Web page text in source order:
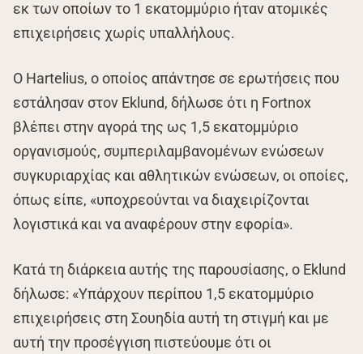
εκ των οποίων το 1 εκατομμύριο ήταν ατομικές
επιχειρήσεις χωρίς υπαλλήλους.
Ο Hartelius, ο οποίος απάντησε σε ερωτήσεις που
εστάλησαν στον Eklund, δήλωσε ότι η Fortnox
βλέπει στην αγορά της ως 1,5 εκατομμύριο
οργανισμούς, συμπεριλαμβανομένων ενώσεων
συγκυριαρχίας και αθλητικών ενώσεων, οι οποίες,
όπως είπε, «υποχρεούνται να διαχειρίζονται
λογιστικά και να αναφέρουν στην εφορία».
Κατά τη διάρκεια αυτής της παρουσίασης, ο Eklund
δήλωσε: «Υπάρχουν περίπου 1,5 εκατομμύριο
επιχειρήσεις στη Σουηδία αυτή τη στιγμή και με
αυτή την προσέγγιση πιστεύουμε ότι οι